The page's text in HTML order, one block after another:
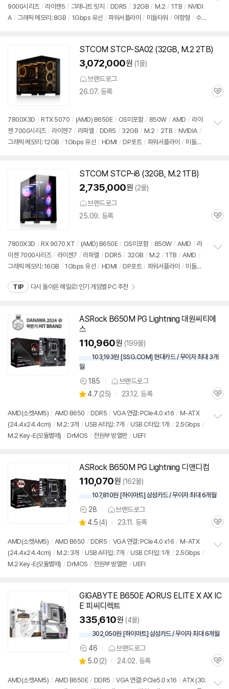
9000시리즈 / 라이젠5 / 그래니트 릿지 / DDR5 / 32GB / M.2 / 1TB / NVIDI
A / 그래픽 메모리: 8GB / 1Gbps 유선 / 파워서플라이 / 미들타워 / 어항형 / 수
STCOM STCP-SA02 (32GB, M.2 2TB)
3,072,000원 (1몰)
브랜드로그
26.07. 등록
관
7800X3D / RTX 5070 / (AMD) B650E / OS미포함 / 850W / AMD / 라이
젠 7000시리즈 / 라이젠7 / 라파엘 / DDR5 / 32GB / M.2 / 2TB / NVIDIA /
그래픽 메모리: 12GB / 1Gbps 유선 / HDMI / DP포트 / 파워서플라이 / 미들타
STCOM STCP-i8 (32GB, M.2 1TB)
2,735,000원 (2몰)
브랜드로그
25.09. 등록
관
7800X3D / RX 9070 XT / (AMD) B650E / OS미포함 / 850W / AMD / 라
이젠 7000시리즈 / 라이젠7 / 라파엘 / DDR5 / 32GB / M.2 / 1TB / AMD /
그래픽 메모리: 16GB / 1Gbps 유선 / HDMI / DP포트 / 파워서플라이 / 미들타
TIP 다시 돌아온 헤일로! 인기 게임별 PC 추천
ASRock B650M PG Lightning 대원씨티에
스
110,960원 (199몰)
103,193원 [SSG.COM] 현대카드 / 무이자 최대 3개
월
상
품
견
185 브랜드로그
별
점
4.7 (상
리
뷰
25) 23.12. 등록
관
AMD(소켓AM5) / AMD B650 / DDR5 / VGA 연결: PCIe4.0 x16 / M-ATX
(24.4x24.4cm) / M.2: 3개 / USB A타입: 7개 / USB C타입: 1개 / 2.5Gbps /
M.2 Key-E(모듈별매) / DrMOS / 전원부 방열판 / UEFI
ASRock B650M PG Lightning 디앤디컴
110,070원 (162몰)
107,810원 [하이마트] 삼성카드 / 무이자 최대 6개월
상
품
견
28 브랜드로그
별
점
4.5 (상
리
뷰
4) 23.11. 등록
관
AMD(소켓AM5) / AMD B650 / DDR5 / VGA 연결: PCIe4.0 x16 / M-ATX
(24.4x24.4cm) / M.2: 3개 / USB A타입: 7개 / USB C타입: 1개 / 2.5Gbps /
M.2 Key-E(모듈별매) / DrMOS / 전원부 방열판 / UEFI
기
GIGABYTE B650E AORUS ELITE X AX IC
E 피씨디렉트
335,610원 (4몰)
302,050원 [하이마트] 삼성카드 / 무이자 최대 6개월
상
품
견
46 브랜드로그
별
점
5.0 (상
리
2) 24.02. 등록
관
AMD(소켓AM5) / AMD B650E / DDR5 / VGA 연결: PCIe5.0 x16 / ATX (30.
세부정보 열기/접기